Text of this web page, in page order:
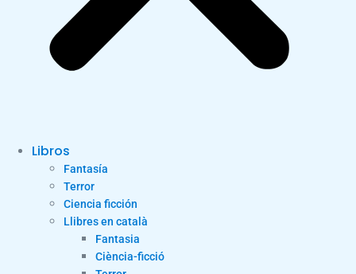
Libros
Fantasía
Terror
Ciencia ficción
Llibres en català
Fantasia
Ciència-ficció